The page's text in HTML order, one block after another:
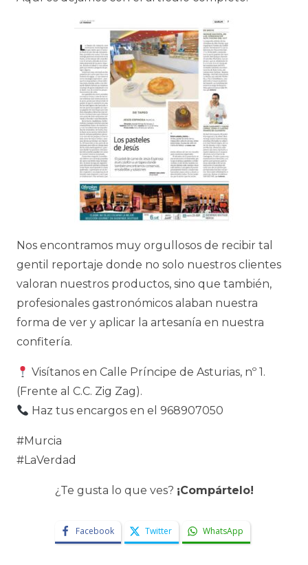
Nos encontramos muy orgullosos de recibir tal
gentil reportaje donde no solo nuestros clientes
valoran nuestros productos, sino que también,
profesionales gastronómicos alaban nuestra
forma de ver y aplicar la artesanía en nuestra
confitería.
Visítanos en Calle Príncipe de Asturias, nº 1.
(Frente al C.C. Zig Zag).
Haz tus encargos en el 968907050
#Murcia
#LaVerdad
¿Te gusta lo que ves? ¡Compártelo!
Facebook Twitter WhatsApp